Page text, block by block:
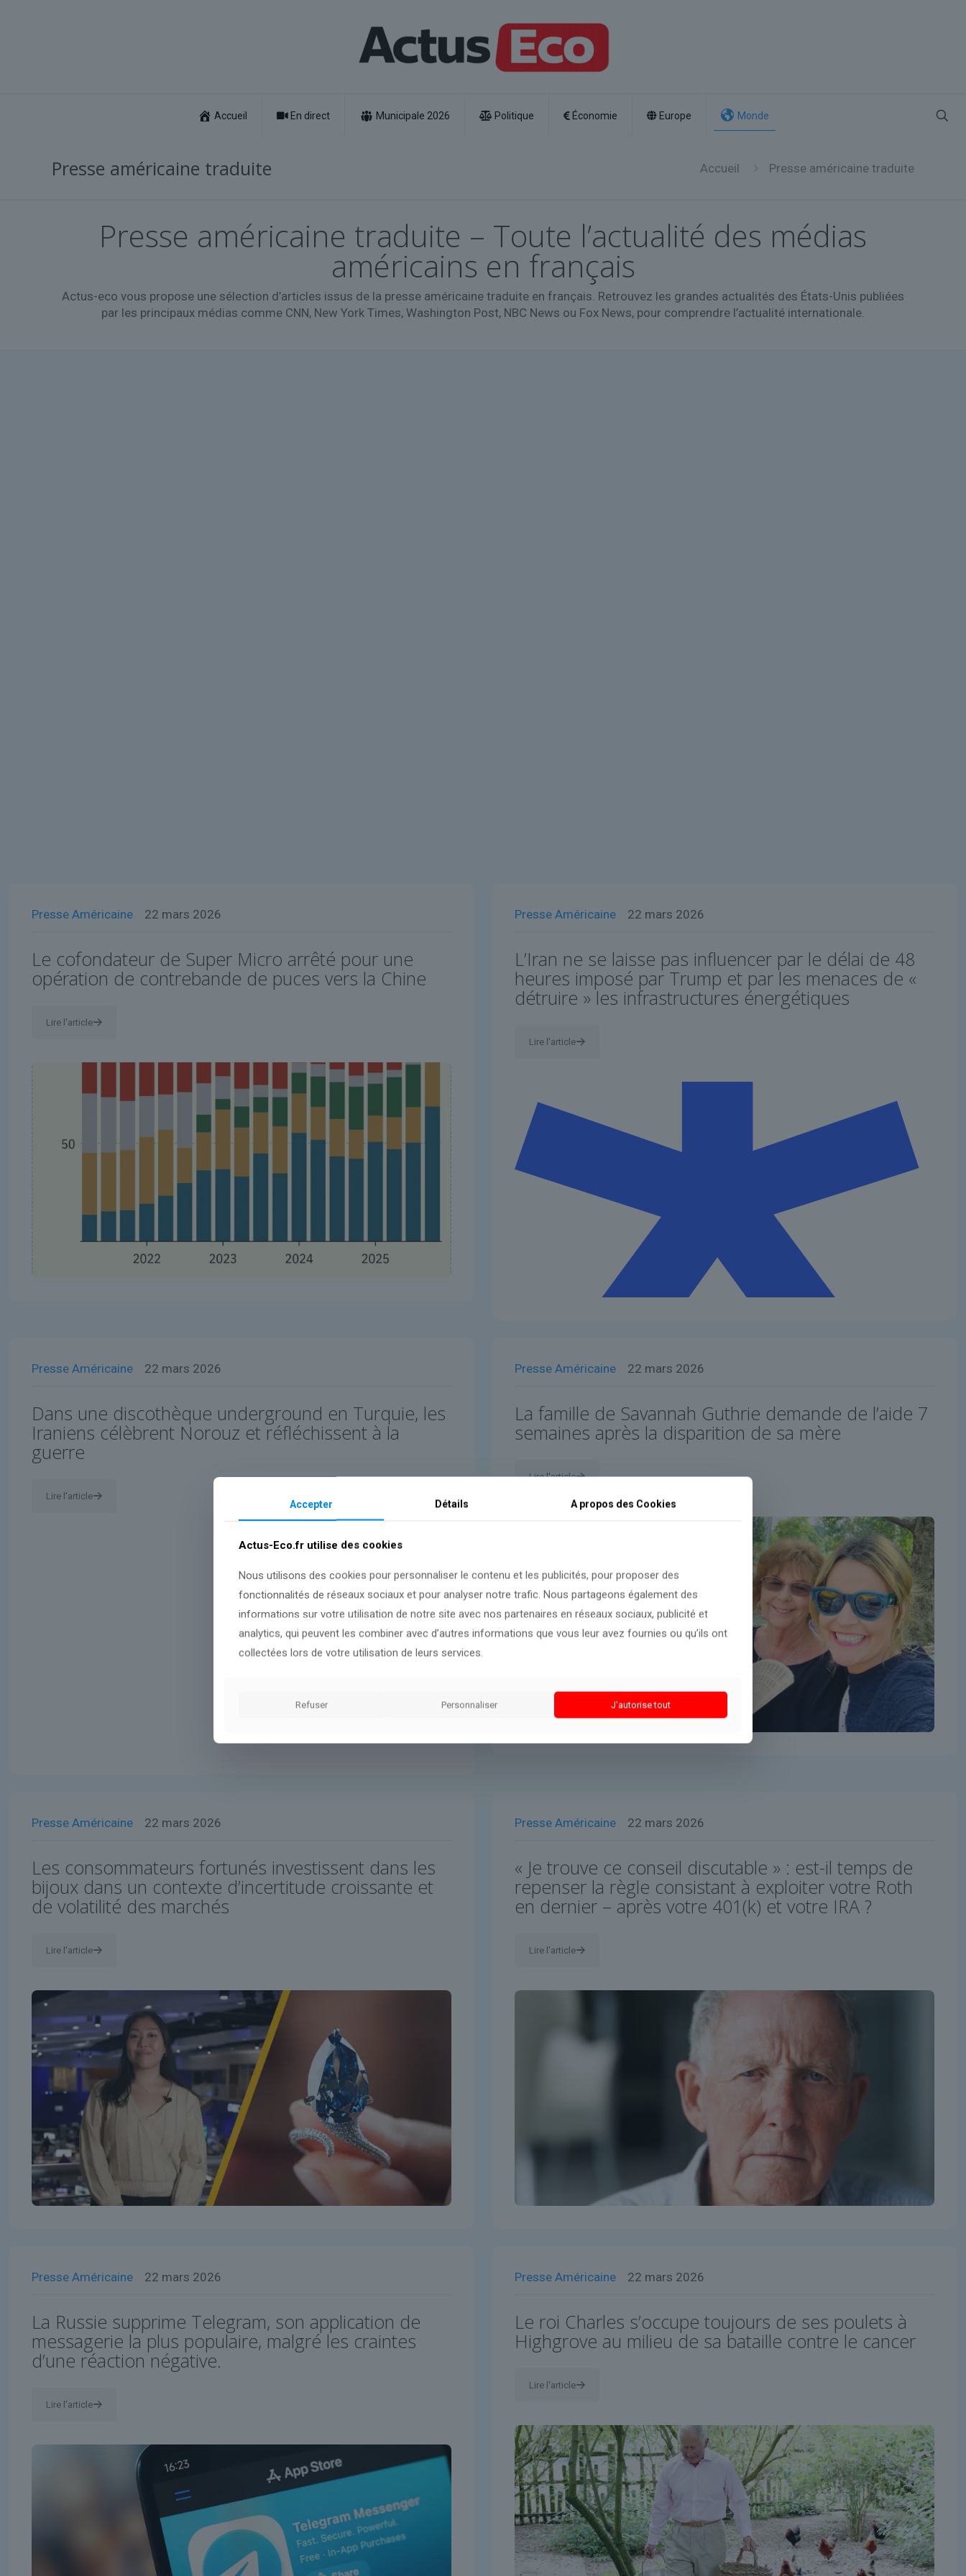
Accueil En direct Municipale 2026 Politique Économie Europe Monde
Presse américaine traduite Accueil Presse américaine traduite
Presse américaine traduite – Toute l’actualité des médias
américains en français
Actus-eco vous propose une sélection d’articles issus de la presse américaine traduite en français. Retrouvez les grandes actualités des États-Unis publiées
par les principaux médias comme CNN, New York Times, Washington Post, NBC News ou Fox News, pour comprendre l’actualité internationale.
Presse Américaine 22 mars 2026
Le cofondateur de Super Micro arrêté pour une
opération de contrebande de puces vers la Chine
Lire l'article
Presse Américaine 22 mars 2026
L’Iran ne se laisse pas influencer par le délai de 48
heures imposé par Trump et par les menaces de «
détruire » les infrastructures énergétiques
Lire l'article
Presse Américaine 22 mars 2026
Dans une discothèque underground en Turquie, les
Iraniens célèbrent Norouz et réfléchissent à la
guerre
Lire l'article
Presse Américaine 22 mars 2026
La famille de Savannah Guthrie demande de l’aide 7
semaines après la disparition de sa mère
Lire l'article
Presse Américaine 22 mars 2026
Les consommateurs fortunés investissent dans les
bijoux dans un contexte d’incertitude croissante et
de volatilité des marchés
Lire l'article
Presse Américaine 22 mars 2026
« Je trouve ce conseil discutable » : est-il temps de
repenser la règle consistant à exploiter votre Roth
en dernier – après votre 401(k) et votre IRA ?
Lire l'article
Presse Américaine 22 mars 2026
La Russie supprime Telegram, son application de
messagerie la plus populaire, malgré les craintes
d’une réaction négative.
Lire l'article
Presse Américaine 22 mars 2026
Le roi Charles s’occupe toujours de ses poulets à
Highgrove au milieu de sa bataille contre le cancer
Lire l'article
Accepter Détails A propos des Cookies
Actus-Eco.fr utilise des cookies
Nous utilisons des cookies pour personnaliser le contenu et les publicités, pour proposer des
fonctionnalités de réseaux sociaux et pour analyser notre trafic. Nous partageons également des
informations sur votre utilisation de notre site avec nos partenaires en réseaux sociaux, publicité et
analytics, qui peuvent les combiner avec d’autres informations que vous leur avez fournies ou qu’ils ont
collectées lors de votre utilisation de leurs services.
Refuser Personnaliser J'autorise tout